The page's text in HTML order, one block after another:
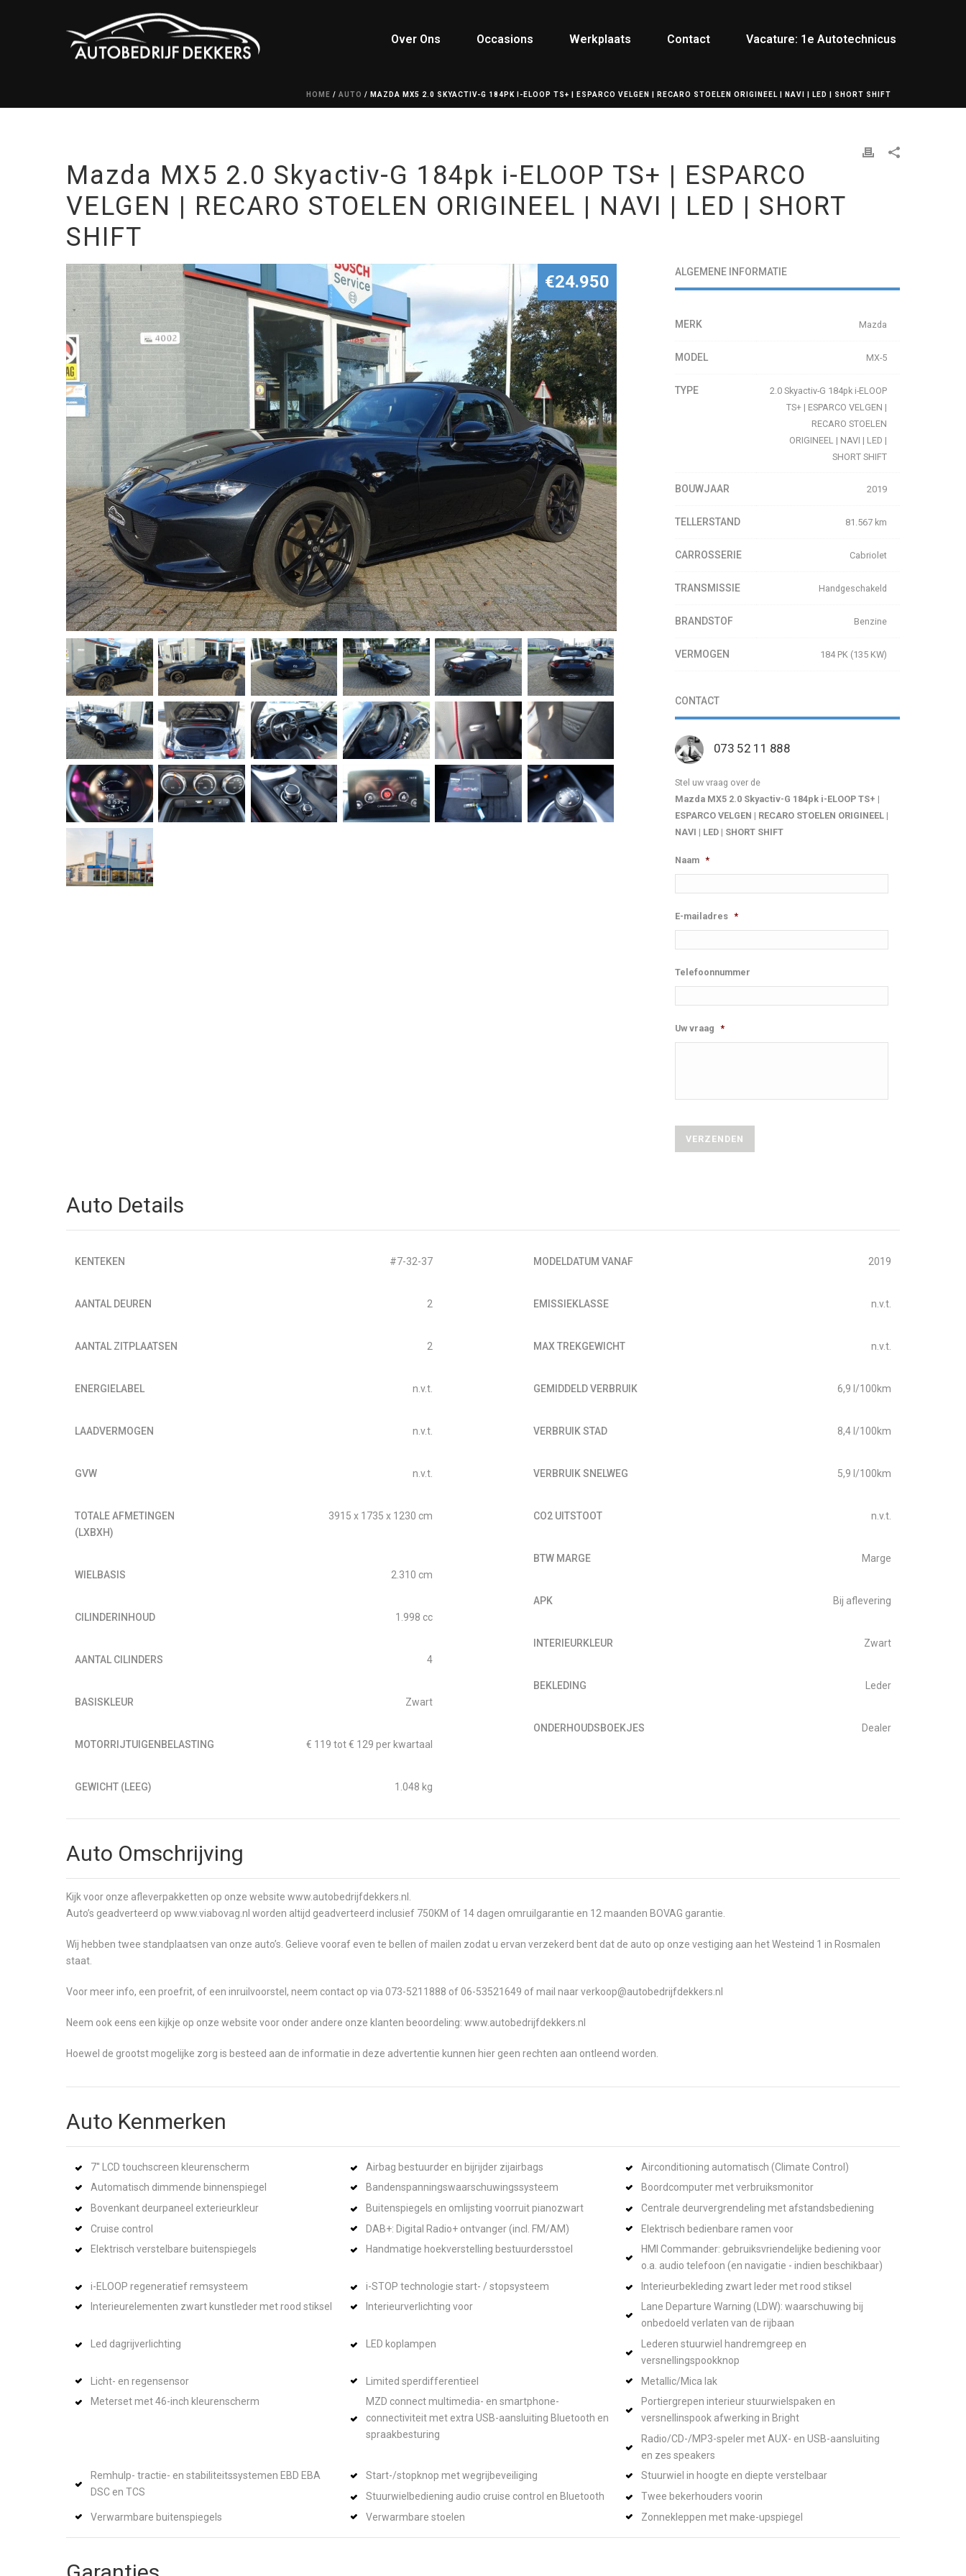
Over Ons Occasions Werkplaats Contact Vacature: 1e Autotechnicus
HOME / AUTO / MAZDA MX5 2.0 SKYACTIV-G 184PK I-ELOOP TS+ | ESPARCO VELGEN | RECARO STOELEN ORIGINEEL | NAVI | LED | SHORT SHIFT
Mazda MX5 2.0 Skyactiv-G 184pk i-ELOOP TS+ | ESPARCO
VELGEN | RECARO STOELEN ORIGINEEL | NAVI | LED | SHORT
SHIFT
€24.950 ALGEMENE INFORMATIE
MERK Mazda
MODEL MX-5
TYPE
2.0 Skyactiv-G 184pk i-ELOOP
TS+ | ESPARCO VELGEN |
RECARO STOELEN
ORIGINEEL | NAVI | LED |
SHORT SHIFT
BOUWJAAR 2019
TELLERSTAND 81.567 km
CARROSSERIE Cabriolet
TRANSMISSIE Handgeschakeld
BRANDSTOF Benzine
VERMOGEN 184 PK (135 KW)
CONTACT
073 52 11 888
Stel uw vraag over de
Mazda MX5 2.0 Skyactiv-G 184pk i-ELOOP TS+ |
ESPARCO VELGEN | RECARO STOELEN ORIGINEEL |
NAVI | LED | SHORT SHIFT
Naam *
E-mailadres *
Telefoonnummer
Uw vraag *
Auto Details
KENTEKEN #7-32-37
AANTAL DEUREN 2
AANTAL ZITPLAATSEN 2
ENERGIELABEL n.v.t.
LAADVERMOGEN n.v.t.
GVW n.v.t.
TOTALE AFMETINGEN
(LXBXH)
3915 x 1735 x 1230 cm
WIELBASIS 2.310 cm
CILINDERINHOUD 1.998 cc
AANTAL CILINDERS 4
BASISKLEUR Zwart
MOTORRIJTUIGENBELASTING € 119 tot € 129 per kwartaal
GEWICHT (LEEG) 1.048 kg
MODELDATUM VANAF 2019
EMISSIEKLASSE n.v.t.
MAX TREKGEWICHT n.v.t.
GEMIDDELD VERBRUIK 6,9 l/100km
VERBRUIK STAD 8,4 l/100km
VERBRUIK SNELWEG 5,9 l/100km
CO2 UITSTOOT n.v.t.
BTW MARGE Marge
APK Bij aflevering
INTERIEURKLEUR Zwart
BEKLEDING Leder
ONDERHOUDSBOEKJES Dealer
Auto Omschrijving
Kijk voor onze afleverpakketten op onze website www.autobedrijfdekkers.nl.
Auto’s geadverteerd op www.viabovag.nl worden altijd geadverteerd inclusief 750KM of 14 dagen omruilgarantie en 12 maanden BOVAG garantie.
Wij hebben twee standplaatsen van onze auto’s. Gelieve vooraf even te bellen of mailen zodat u ervan verzekerd bent dat de auto op onze vestiging aan het Westeind 1 in Rosmalen
staat.
Voor meer info, een proefrit, of een inruilvoorstel, neem contact op via 073-5211888 of 06-53521649 of mail naar verkoop@autobedrijfdekkers.nl
Neem ook eens een kijkje op onze website voor onder andere onze klanten beoordeling: www.autobedrijfdekkers.nl
Hoewel de grootst mogelijke zorg is besteed aan de informatie in deze advertentie kunnen hier geen rechten aan ontleend worden.
Auto Kenmerken
7'' LCD touchscreen kleurenscherm Airbag bestuurder en bijrijder zijairbags
Airconditioning automatisch (Climate Control)
Automatisch dimmende binnenspiegel
Bandenspanningswaarschuwingssysteem
Boordcomputer met verbruiksmonitor
Bovenkant deurpaneel exterieurkleur
Buitenspiegels en omlijsting voorruit pianozwart
Centrale deurvergrendeling met afstandsbediening
Cruise control
DAB+: Digital Radio+ ontvanger (incl. FM/AM)
Elektrisch bedienbare ramen voor
Elektrisch verstelbare buitenspiegels
Handmatige hoekverstelling bestuurdersstoel
HMI Commander: gebruiksvriendelijke bediening voor
o.a. audio telefoon (en navigatie - indien beschikbaar)
i-ELOOP regeneratief remsysteem
i-STOP technologie start- / stopsysteem
Interieurbekleding zwart leder met rood stiksel
Interieurelementen zwart kunstleder met rood stiksel
Interieurverlichting voor
Lane Departure Warning (LDW): waarschuwing bij
onbedoeld verlaten van de rijbaan
Led dagrijverlichting
LED koplampen
Lederen stuurwiel handremgreep en
versnellingspookknop
Licht- en regensensor
Limited sperdifferentieel
Metallic/Mica lak
Meterset met 46-inch kleurenscherm
MZD connect multimedia- en smartphone-
connectiviteit met extra USB-aansluiting Bluetooth en
spraakbesturing
Portiergrepen interieur stuurwielspaken en
versnellinspook afwerking in Bright
Radio/CD-/MP3-speler met AUX- en USB-aansluiting
en zes speakers
Remhulp- tractie- en stabiliteitssystemen EBD EBA
DSC en TCS
Start-/stopknop met wegrijbeveiliging
Stuurwiel in hoogte en diepte verstelbaar
Stuurwielbediening audio cruise control en Bluetooth
Twee bekerhouders voorin
Verwarmbare buitenspiegels
Verwarmbare stoelen Zonnekleppen met make-upspiegel